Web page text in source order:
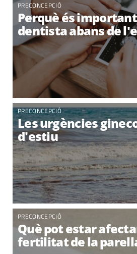
PRECONCEPCIÓ
Perquè és
dentista abans de
PRECONCEPCIÓ
Les urgències
d'estiu
PRECONCEPCIÓ
Què pot estar
fertilitat de la